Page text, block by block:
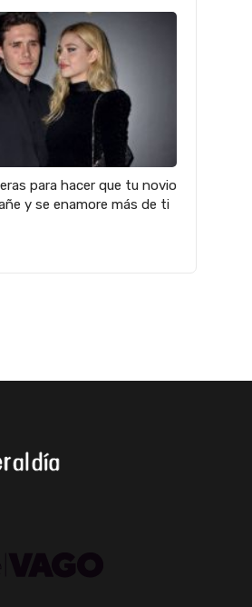
para hacer que tu novio
y se enamore más de ti